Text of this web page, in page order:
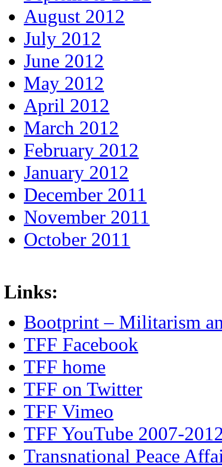
August 2012
July 2012
June 2012
May 2012
April 2012
March 2012
February 2012
January 2012
December 2011
November 2011
October 2011
Links:
Bootprint – Militarism
TFF Facebook
TFF home
TFF on Twitter
TFF Vimeo
TFF YouTube 2007-
Transnational Peace